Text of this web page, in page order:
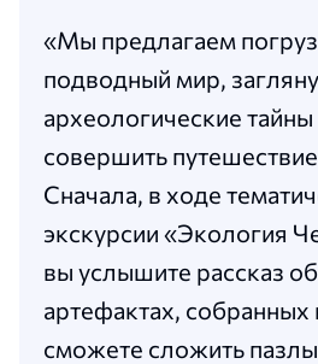
«Мы предлагаем
подводный мир,
археологические
совершить
Сначала, в ходе
экскурсии «Экология
вы услышите рассказ
артефактах, собранных
сможете сложить